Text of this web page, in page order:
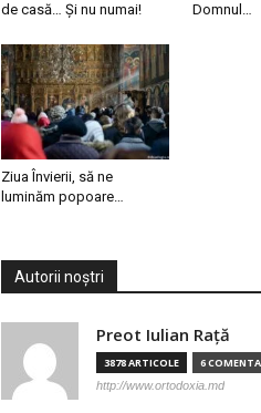
de casă… Și nu numai!
Domnul…
Ziua Învierii, să ne
luminăm popoare…
Autorii noștri
Preot Iulian Raţă
3878 ARTICOLE 6
http://www.ortodoxia.md